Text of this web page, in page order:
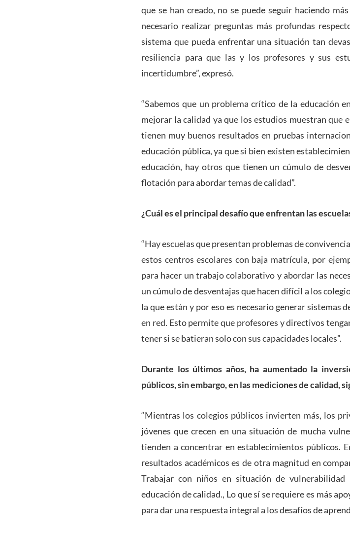
que se han creado, no se puede seguir haciendo
necesario realizar preguntas más profundas
sistema que pueda enfrentar una situación tan
resiliencia para que las y los profesores y sus
incertidumbre”, expresó.
“Sabemos que un problema crítico de la educación
mejorar la calidad ya que los estudios muestran que
tienen muy buenos resultados en pruebas
educación pública, ya que si bien existen
educación, hay otros que tienen un cúmulo de
flotación para abordar temas de calidad”.
¿Cuál es el principal desafío que enfrentan las
“Hay escuelas que presentan problemas de
estos centros escolares con baja matrícula, por
para hacer un trabajo colaborativo y abordar las
un cúmulo de desventajas que hacen difícil a los
la que están y por eso es necesario generar sistemas
en red. Esto permite que profesores y directivos
tener si se batieran solo con sus capacidades locales”.
Durante los últimos años, ha aumentado la
públicos, sin embargo, en las mediciones de calidad,
“Mientras los colegios públicos invierten más, los
jóvenes que crecen en una situación de mucha
tienden a concentrar en establecimientos públicos.
resultados académicos es de otra magnitud en
Trabajar con niños en situación de
educación de calidad., Lo que sí se requiere es más
para dar una respuesta integral a los desafíos de